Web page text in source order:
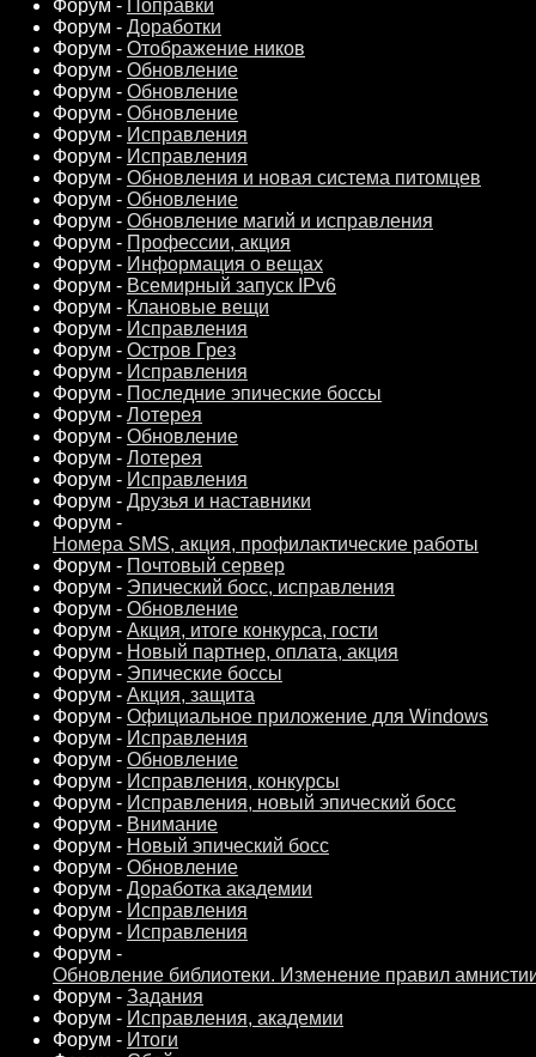
Форум - Поправки
Форум - Доработки
Форум - Отображение ников
Форум - Обновление
Форум - Обновление
Форум - Обновление
Форум - Исправления
Форум - Исправления
Форум - Обновления и новая система питомцев
Форум - Обновление
Форум - Обновление магий и исправления
Форум - Профессии, акция
Форум - Информация о вещах
Форум - Всемирный запуск IPv6
Форум - Клановые вещи
Форум - Исправления
Форум - Остров Грез
Форум - Исправления
Форум - Последние эпические боссы
Форум - Лотерея
Форум - Обновление
Форум - Лотерея
Форум - Исправления
Форум - Друзья и наставники
Форум -
Номера SMS, акция, профилактические работы
Форум - Почтовый сервер
Форум - Эпический босс, исправления
Форум - Обновление
Форум - Акция, итоге конкурса, гости
Форум - Новый партнер, оплата, акция
Форум - Эпические боссы
Форум - Акция, защита
Форум - Официальное приложение для Windows
Форум - Исправления
Форум - Обновление
Форум - Исправления, конкурсы
Форум - Исправления, новый эпический босс
Форум - Внимание
Форум - Новый эпический босс
Форум - Обновление
Форум - Доработка академии
Форум - Исправления
Форум - Исправления
Форум -
Обновление библиотеки. Изменение правил
Форум - Задания
Форум - Исправления, академии
Форум - Итоги